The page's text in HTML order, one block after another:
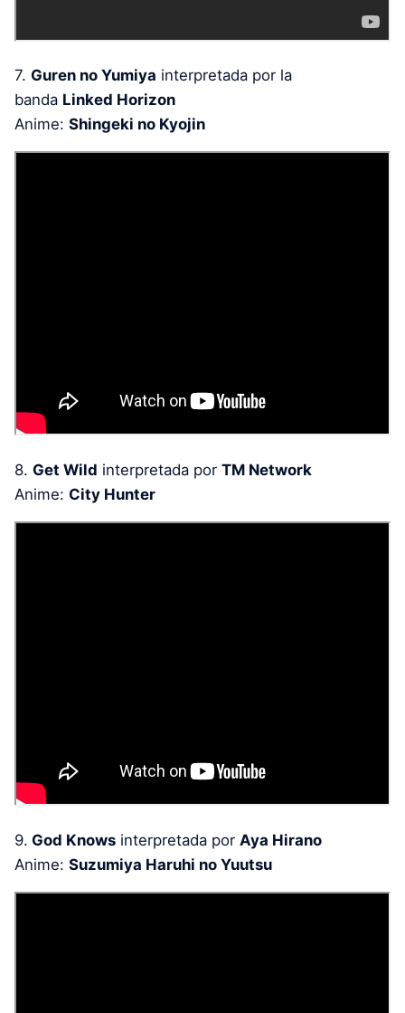
7. Guren no Yumiya interpretada por la
banda Linked Horizon
Anime: Shingeki no Kyojin
8. Get Wild interpretada por TM Network
Anime: City Hunter
9. God Knows interpretada por Aya Hirano
Anime: Suzumiya Haruhi no Yuutsu